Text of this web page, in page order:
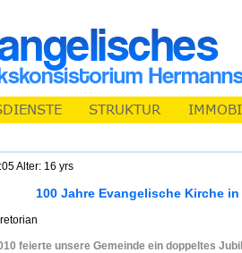
Alter: 16 yrs
100 Jahre Evangelische Kirche in
feierte unsere Gemeinde ein doppeltes